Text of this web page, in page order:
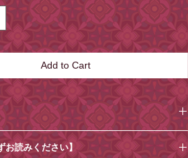
Add to Cart
ハガキサイズ)
お読みください】